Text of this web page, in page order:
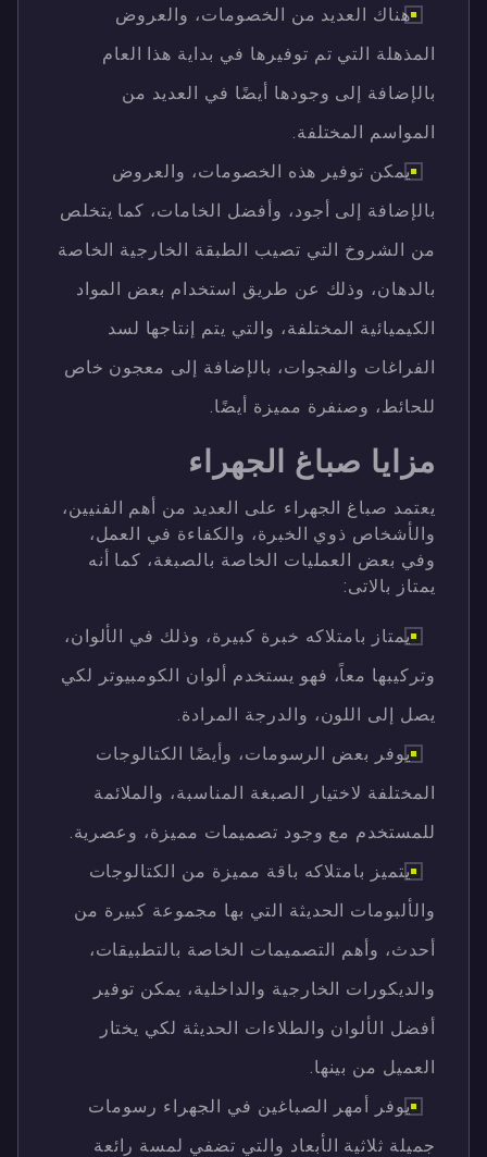
هناك العديد من الخصومات، والعروض
المذهلة التي تم توفيرها في بداية هذا العام
بالإضافة إلى وجودها أيضًا في العديد من
المواسم المختلفة.
يمكن توفير هذه الخصومات، والعروض
بالإضافة إلى أجود، وأفضل الخامات، كما يتخلص
من الشروخ التي تصيب الطبقة الخارجية الخاصة
بالدهان، وذلك عن طريق استخدام بعض المواد
الكيميائية المختلفة، والتي يتم إنتاجها لسد
الفراغات والفجوات، بالإضافة إلى معجون خاص
للحائط، وصنفرة مميزة أيضًا.
مزايا صباغ الجهراء
يعتمد صباغ الجهراء على العديد من أهم الفنيين،
والأشخاص ذوي الخبرة، والكفاءة في العمل،
وفي بعض العمليات الخاصة بالصبغة، كما أنه
يمتاز بالاتى:
يمتاز بامتلاكه خبرة كبيرة، وذلك في الألوان،
وتركيبها معاً، فهو يستخدم ألوان الكومبيوتر لكي
يصل إلى اللون، والدرجة المرادة.
يوفر بعض الرسومات، وأيضًا الكتالوجات
المختلفة لاختيار الصبغة المناسبة، والملائمة
للمستخدم مع وجود تصميمات مميزة، وعصرية.
يتميز بامتلاكه باقة مميزة من الكتالوجات
والألبومات الحديثة التي بها مجموعة كبيرة من
أحدث، وأهم التصميمات الخاصة بالتطبيقات،
والديكورات الخارجية والداخلية، يمكن توفير
أفضل الألوان والطلاءات الحديثة لكي يختار
العميل من بينها.
يوفر أمهر الصباغين في الجهراء رسومات
جميلة ثلاثية الأبعاد والتي تضفي لمسة رائعة